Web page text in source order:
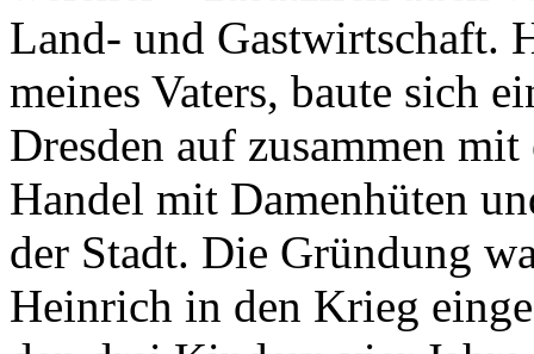
Land- und Gastwirtschaft.
meines Vaters, baute sich
Dresden auf zusammen
Handel mit Damenhüten
der Stadt. Die Gründung
Heinrich in den Krieg